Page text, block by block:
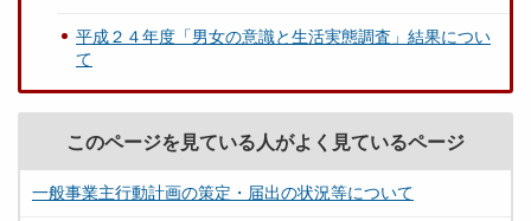
平成２４年度「男女の意識と生活実態調査」結果につい
て
このページを見ている人がよく見ているページ
一般事業主行動計画の策定・届出の状況等について